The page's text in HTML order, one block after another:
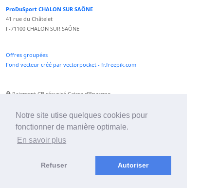
Notre site utise quelques cookies pour
fonctionner de manière optimale.
En savoir plus
Refuser Autoriser
ProDuSport CHALON SUR SAÔNE
41 rue du Châtelet
F-71100 CHALON SUR SAÔNE
Offres groupées
Fond vecteur créé par vectorpocket - fr.freepik.com
Paiement CB sécurisé Caisse d'Epargne
Paiement Paypal accepté